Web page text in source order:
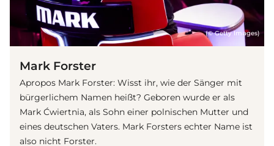
(© Getty Images)
Mark Forster
Apropos Mark Forster: Wisst ihr, wie der Sänger mit
bürgerlichem Namen heißt? Geboren wurde er als
Mark Ćwiertnia, als Sohn einer polnischen Mutter und
eines deutschen Vaters. Mark Forsters echter Name ist
also nicht Forster.